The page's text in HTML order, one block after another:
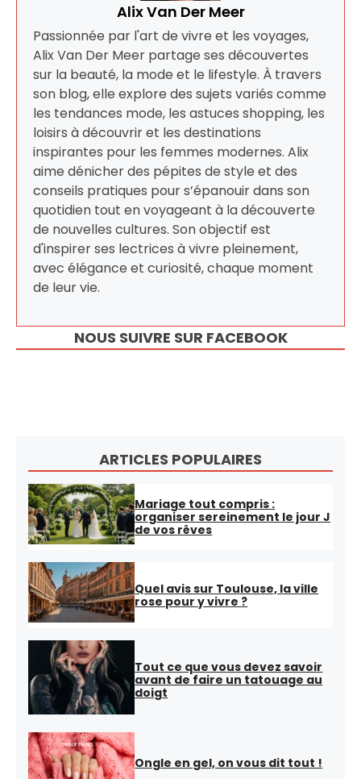
Alix Van Der Meer
Passionnée par l'art de vivre et les voyages,
Alix Van Der Meer partage ses découvertes
sur la beauté, la mode et le lifestyle. À travers
son blog, elle explore des sujets variés comme
les tendances mode, les astuces shopping, les
loisirs à découvrir et les destinations
inspirantes pour les femmes modernes. Alix
aime dénicher des pépites de style et des
conseils pratiques pour s’épanouir dans son
quotidien tout en voyageant à la découverte
de nouvelles cultures. Son objectif est
d'inspirer ses lectrices à vivre pleinement,
avec élégance et curiosité, chaque moment
de leur vie.
NOUS SUIVRE SUR FACEBOOK
ARTICLES POPULAIRES
Mariage tout compris :
organiser sereinement le jour J
de vos rêves
Quel avis sur Toulouse, la ville
rose pour y vivre ?
Tout ce que vous devez savoir
avant de faire un tatouage au
doigt
Ongle en gel, on vous dit tout !